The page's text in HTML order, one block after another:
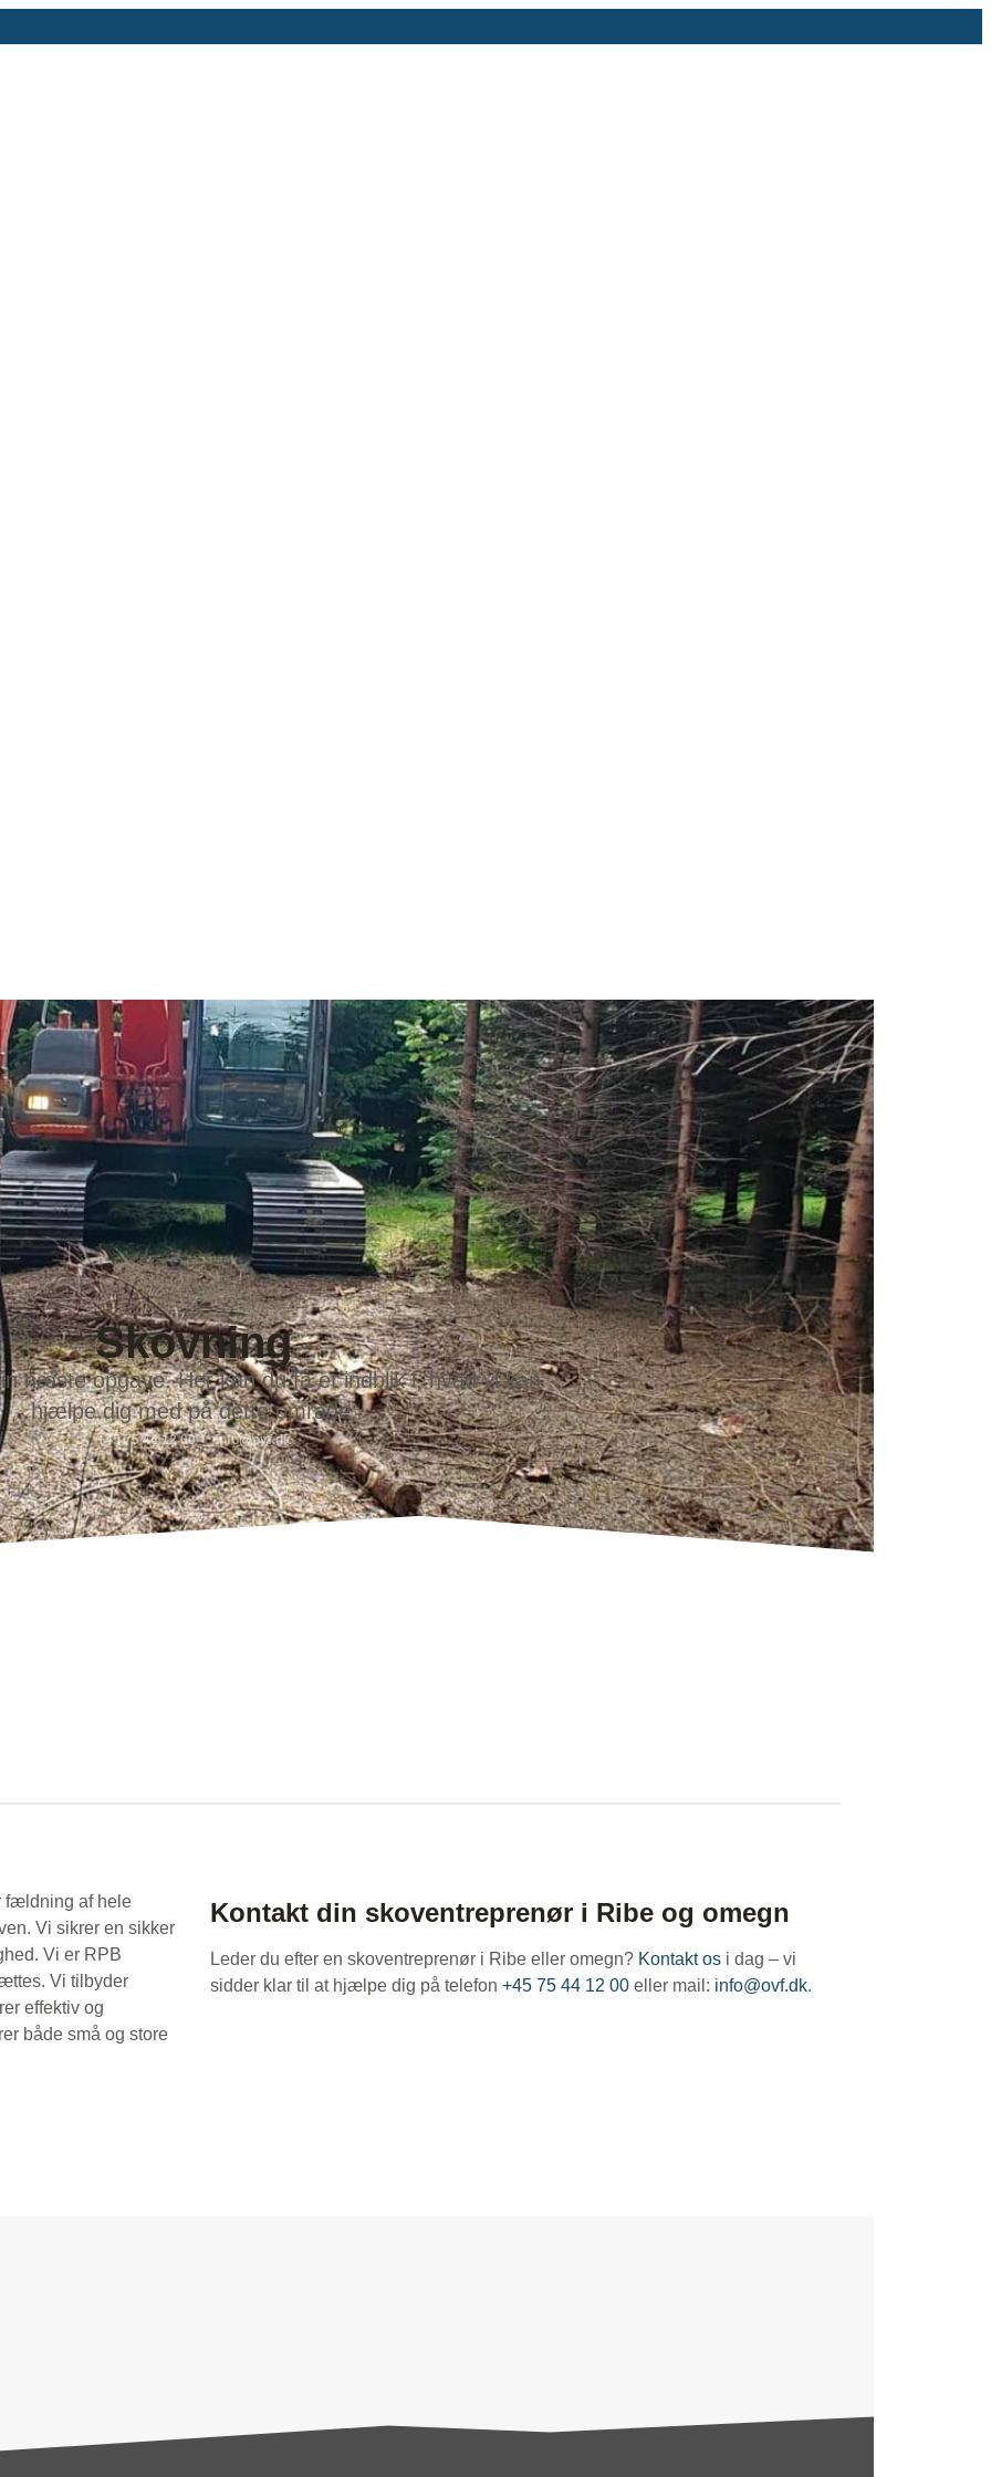
Skovning
næste opgave. Her kan du få et indblik i, hvad vi kan
hjælpe dig med på dette område.
+45 75 44 12 00 info@ovf.dk
fældning af hele
Vi sikrer en sikker
Vi er RPB
Vi tilbyder
effektiv og
både små og store
Kontakt din skoventreprenør i Ribe og omegn
Leder du efter en skoventreprenør i Ribe eller omegn? Kontakt os i dag – vi
sidder klar til at hjælpe dig på telefon +45 75 44 12 00 eller mail: info@ovf.dk.